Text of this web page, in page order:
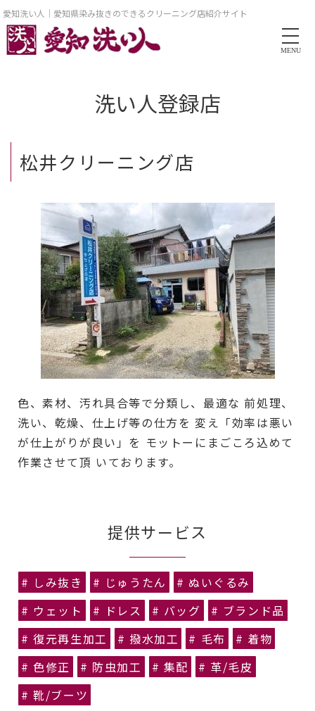
愛知洗い人｜愛知県染み抜きのできるクリーニング店紹介サイト
MENU
洗い人登録店
松井クリーニング店
色、素材、汚れ具合等で分類し、最適な 前処理、
洗い、乾燥、仕上げ等の仕方を 変え「効率は悪い
が仕上がりが良い」を モットーにまごころ込めて
作業させて頂 いております。
提供サービス
# しみ抜き # じゅうたん
# ぬいぐるみ
# ウェット
# ドレス # バッグ
# ブランド品
# 復元再生加工
# 撥水加工 # 毛布
# 着物
# 色修正
# 防虫加工 # 集配
# 革/毛皮
# 靴/ブーツ